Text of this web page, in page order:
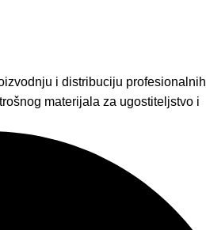
i distribuciju profesionalnih
materijala za ugostiteljstvo i